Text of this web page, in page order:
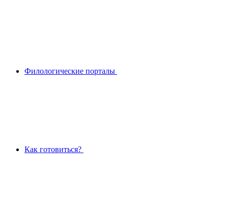
Филологические порталы
Как готовиться?